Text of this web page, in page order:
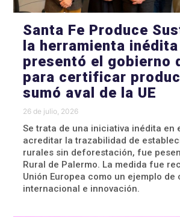
Santa Fe Produce
la herramienta
presentó el gobierno
para certificar
sumó aval de la UE
26 de julio, 2026
Se trata de una iniciativa inédita en
acreditar la trazabilidad de
rurales sin deforestación, fue
Rural de Palermo. La medida fue
Unión Europea como un ejemplo de
internacional e innovación.